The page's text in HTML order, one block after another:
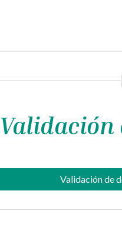
Validación
Validación de